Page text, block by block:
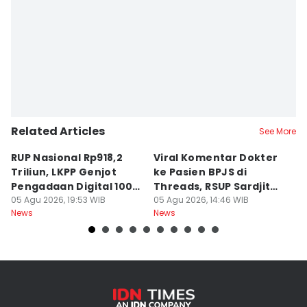
Related Articles See More
RUP Nasional Rp918,2
Triliun, LKPP Genjot
Pengadaan Digital 100
Persen
05 Agu 2026, 19:53 WIB
News
Viral Komentar Dokter
ke Pasien BPJS di
Threads, RSUP Sardjito
Klarifikasi
05 Agu 2026, 14:46 WIB
News